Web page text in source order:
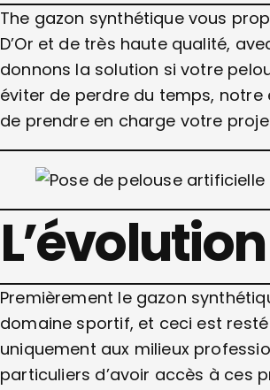
The gazon synthétique vous
D’Or et de très haute qualité,
donnons la solution si votre
éviter de perdre du temps, notre
de prendre en charge votre
Premièrement le gazon
domaine sportif, et ceci est
uniquement aux milieux
particuliers d’avoir accès à ces